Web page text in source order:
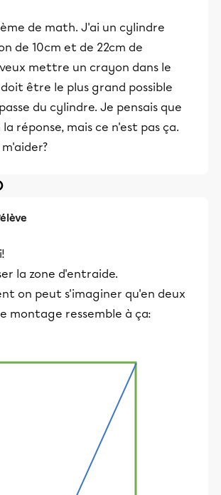
de math. J'ai un cylindre
de 10cm et de 22cm de
mettre un crayon dans le
être le plus grand possible
du cylindre. Je pensais que
réponse, mais ce n'est pas ça.
m'aider?
la zone d'entraide.
on peut s'imaginer qu'en deux
montage ressemble à ça: